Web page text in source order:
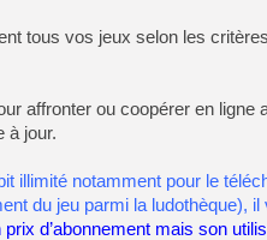
[Mo5] La mini borne
tous vos jeux selon les
affronter ou coopérer en ligne
à jour.
illimité notamment pour le
du jeu parmi la ludothèque), il
d’abonnement mais son